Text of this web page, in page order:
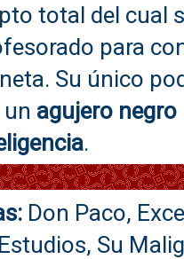
total del cual
para
Su único
un agujero negro
.
Don Paco,
Su